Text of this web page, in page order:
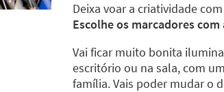
Deixa voar a criatividade
Escolhe os marcadores
Vai ficar muito bonita
escritório ou na sala, com
família. Vais poder mudar o